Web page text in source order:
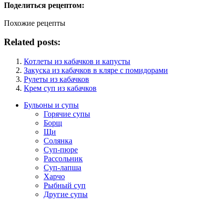
Поделиться рецептом:
Похожие рецепты
Related posts:
Котлеты из кабачков и капусты
Закуска из кабачков в кляре с помидорами
Рулеты из кабачков
Крем суп из кабачков
Бульоны и супы
Горячие супы
Борщ
Щи
Солянка
Суп-пюре
Рассольник
Суп-лапша
Харчо
Рыбный суп
Другие супы